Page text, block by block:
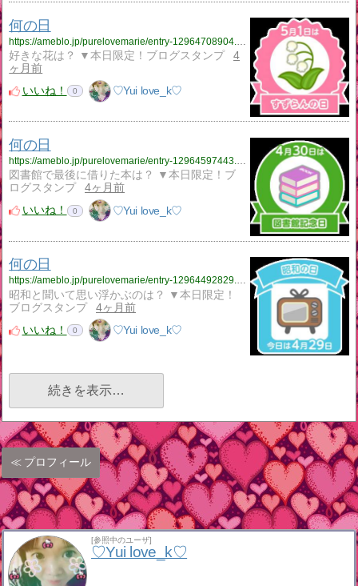
何の日
好きな花は？ ▼本日限定！ブログスタンプ
4
ヶ月前
いいね！
0 ♡Yui love_k♡
何の日
https://ameblo.jp/purelovemarie/entry-12964597443.html
図書館で最後に借りた本は？ ▼本日限定！ブ
ログスタンプ
4ヶ月前
いいね！
0 ♡Yui love_k♡
何の日
https://ameblo.jp/purelovemarie/entry-12964492829.html
昭和と聞いて思い浮かぶのは？ ▼本日限定！
ブログスタンプ
4ヶ月前
いいね！
0 ♡Yui love_k♡
続きを表示…
プロフィール
[参照中のユーザ]
♡Yui love_k♡